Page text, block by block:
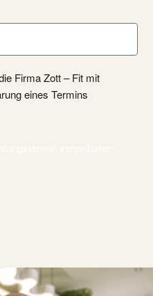
Firma Zott – Fit mit
eines Termins